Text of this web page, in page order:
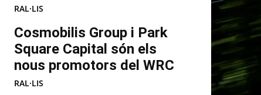
RAL·LIS
Cosmobilis Group i Park
Square Capital són els
nous promotors del WRC
RAL·LIS